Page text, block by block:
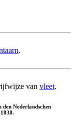
.
van vleet.
den Nederlandschen